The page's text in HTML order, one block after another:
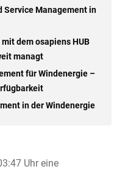
Service Management in
dem osapiens HUB
managt
für Windenergie –
in der Windenergie
Uhr eine